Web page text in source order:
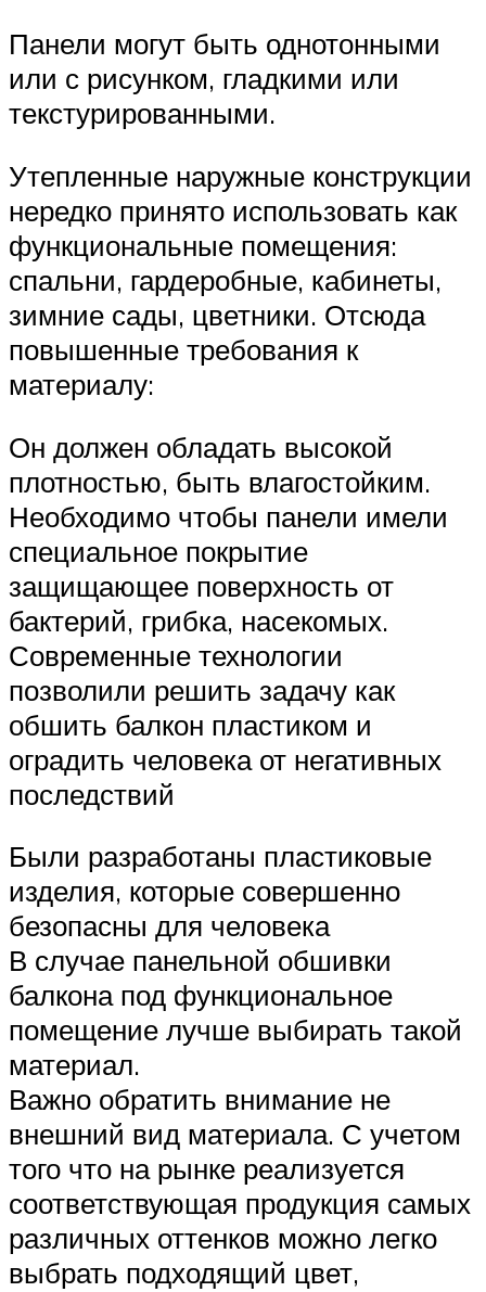
Панели могут быть однотонными
или с рисунком, гладкими или
текстурированными.
Утепленные наружные конструкции
нередко принято использовать как
функциональные помещения:
спальни, гардеробные, кабинеты,
зимние сады, цветники. Отсюда
повышенные требования к
материалу:
Он должен обладать высокой
плотностью, быть влагостойким.
Необходимо чтобы панели имели
специальное покрытие
защищающее поверхность от
бактерий, грибка, насекомых.
Современные технологии
позволили решить задачу как
обшить балкон пластиком и
оградить человека от негативных
последствий
Были разработаны пластиковые
изделия, которые совершенно
безопасны для человека
В случае панельной обшивки
балкона под функциональное
помещение лучше выбирать такой
материал.
Важно обратить внимание не
внешний вид материала. С учетом
того что на рынке реализуется
соответствующая продукция самых
различных оттенков можно легко
выбрать подходящий цвет,